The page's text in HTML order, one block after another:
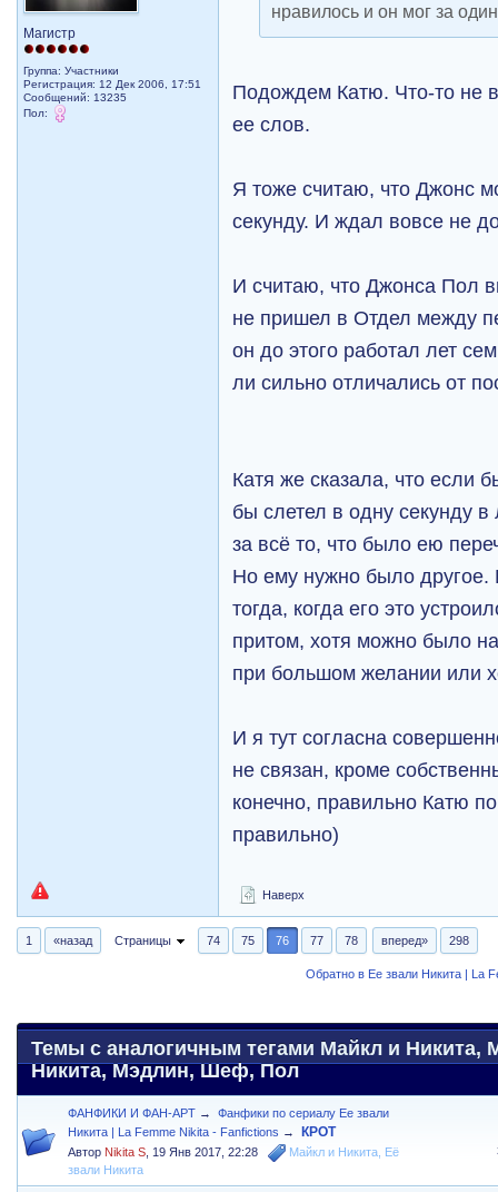
Магистр
Группа: Участники
Регистрация: 12 Дек 2006, 17:51
Сообщений: 13235
Пол:
нравилось и он мог за
Подождем Катю. Что-то не
ее слов.
Я тоже считаю, что Джонс
секунду. И ждал вовсе не
И считаю, что Джонса Пол
не пришел в Отдел между
он до этого работал лет
ли сильно отличались от
Катя же сказала, что если
бы слетел в одну секунду
за всё то, что было ею
Но ему нужно было
тогда, когда его это
притом, хотя можно было
при большом желании или
И я тут согласна
не связан, кроме
конечно, правильно Катю
правильно)
Наверх
1 «назад Страницы 74 75 76 77 78 вперед» 298
Обратно в Ее звали Никита | La
Темы с аналогичным тегами Майкл и
Никита, Мэдлин, Шеф, Пол
ФАНФИКИ И ФАН-АРТ →
Фанфики по сериалу Ее звали
Никита | La Femme Nikita - Fanfictions → КРОТ
Автор Nikita S 19 Янв 2017, 22:28 Майкл и Никита Её
звали Никита